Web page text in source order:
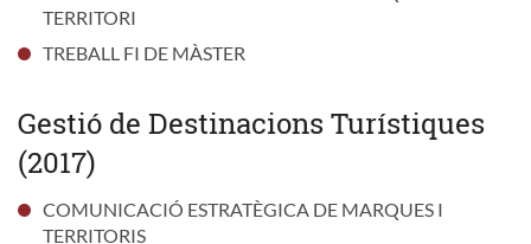
TERRITORI
TREBALL FI DE MÀSTER
Gestió de Destinacions Turístiques
(2017)
COMUNICACIÓ ESTRATÈGICA DE MARQUES I
TERRITORIS